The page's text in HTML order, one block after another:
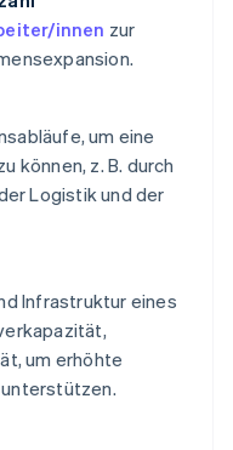
innen zur
um eine
können, z. B. durch
Logistik und der
Infrastruktur eines
um erhöhte